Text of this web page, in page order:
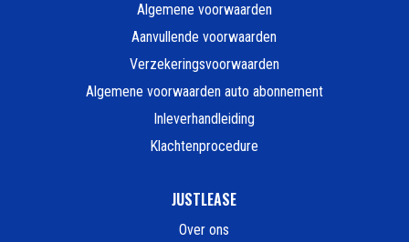
Algemene voorwaarden
Aanvullende voorwaarden
Verzekeringsvoorwaarden
Algemene voorwaarden auto abonnement
Inleverhandleiding
Klachtenprocedure
JUSTLEASE
Over ons